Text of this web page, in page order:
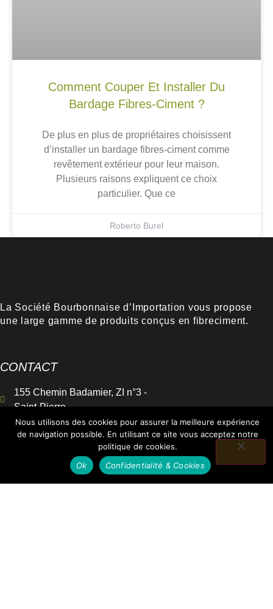
Comment Couper Et Installer Du
Bardage Fibres-Ciment ?
De plus en plus de propriétaires choisissent
d’installer un bardage fibres-ciment comme
revêtement extérieur pour leur maison.
Plusieurs raisons expliquent ce choix
particulier. Que ce
Roberto Burel
La Société Bourbonnaise d’Importation vous propose
une large gamme de produits conçus en fibreciment.
CONTACT
155 Chemin Badamier, ZI n°3 -
Saint-Pierre
0262 77 86 86
contact@sbi-fibreciment.re
Nous utilisons des cookies pour assurer la meilleure expérience
de navigation possible. En utilisant ce site vous acceptez notre
politique de cookies.
Ok
Confidentialité & Cookies